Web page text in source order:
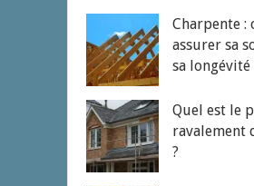
Charpente :
assurer sa
sa longévité
Quel est le
ravalement
?